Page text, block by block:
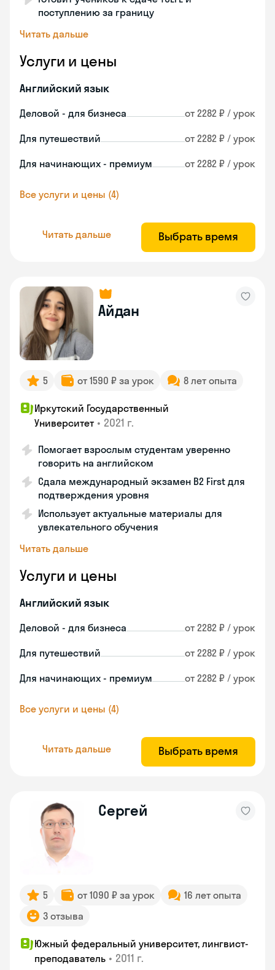
поступлению за границу
Читать дальше
Услуги и цены
Английский язык
Деловой - для бизнеса от 2282 ₽ / урок
Для путешествий от 2282 ₽ / урок
Для начинающих - премиум от 2282 ₽ / урок
Все услуги и цены (4)
Читать дальше Выбрать время
Айдан
5 от 1590 ₽ за урок 8 лет опыта
Иркутский Государственный
Университет • 2021 г.
Помогает взрослым студентам уверенно
говорить на английском
Сдала международный экзамен B2 First для
подтверждения уровня
Использует актуальные материалы для
увлекательного обучения
Читать дальше
Услуги и цены
Английский язык
Деловой - для бизнеса от 2282 ₽ / урок
Для путешествий от 2282 ₽ / урок
Для начинающих - премиум от 2282 ₽ / урок
Все услуги и цены (4)
Читать дальше Выбрать время
Сергей
5 от 1090 ₽ за урок
16 лет опыта
3 отзыва
Южный федеральный университет, лингвист-
преподаватель • 2011 г.